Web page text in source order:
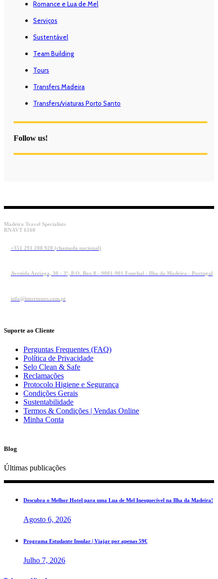
Romance e Lua de Mel
Serviços
Sustentável
Team Building
Tours
Transfers Madeira
Transfers/viaturas Porto Santo
Follow us!
Madeira Travel Specialists
RNAVT 6160
+351 291 208 920 (chamada nacional)
Avenida Arriaga, 30 - 3º, P.O. Box 8 - 9001-901 Funchal - Ilha da Madeira - Portugal
info@intertours.com.pt
Suporte ao Cliente
Perguntas Frequentes (FAQ)
Política de Privacidade
Selo Clean & Safe
Reclamações
Protocolo Higiene e Segurança
Condições Gerais
Sustentabilidade
Termos & Condições | Vendas Online
Minha Conta
Blog
Últimas publicações
Descubra o Melhor Hotel para uma Lua de Mel Inesquecível na Ilha da Madeira!
Agosto 6, 2026
Programa Estudante Insular | Viajar por apenas 59€
Julho 7, 2026